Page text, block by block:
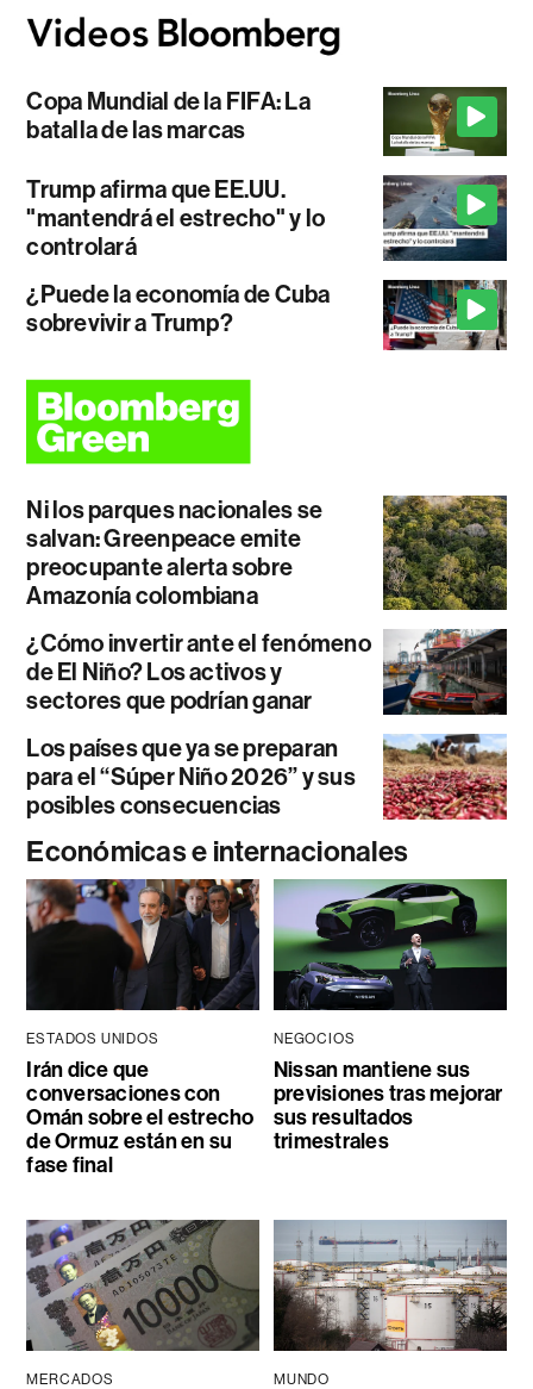
Copa Mundial de la FIFA: La
batalla de las marcas
Trump afirma que EE.UU.
"mantendrá el estrecho" y lo
controlará
¿Puede la economía de Cuba
sobrevivir a Trump?
Ni los parques nacionales se
salvan: Greenpeace emite
preocupante alerta sobre
Amazonía colombiana
¿Cómo invertir ante el fenómeno
de El Niño? Los activos y
sectores que podrían ganar
Los países que ya se preparan
para el “Súper Niño 2026” y sus
posibles consecuencias
Económicas e internacionales
ESTADOS UNIDOS
Irán dice que
conversaciones con
Omán sobre el estrecho
de Ormuz están en su
fase final
NEGOCIOS
Nissan mantiene sus
previsiones tras mejorar
sus resultados
trimestrales
MERCADOS MUNDO